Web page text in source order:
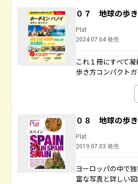
０７ 地球の歩
Plat
2024.07.04 発売
これ１冊にすべて
歩き方コンパクト
０８ 地球の歩
Plat
2019.07.03 発売
ヨーロッパの中で
富な写真と詳しい